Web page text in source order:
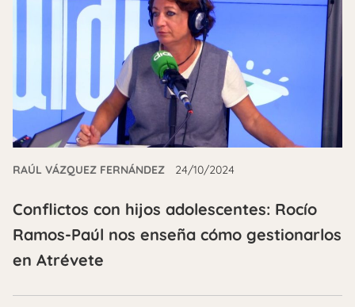
RAÚL VÁZQUEZ FERNÁNDEZ 24/10/2024
Conflictos con hijos adolescentes: Rocío
Ramos-Paúl nos enseña cómo gestionarlos
en Atrévete